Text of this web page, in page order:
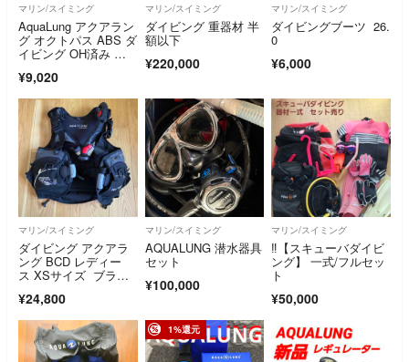
マリン/スイミング
AquaLung アクアラン
グ オクトパス ABS ダ
イビング OH済み 中
¥9,020
マリン/スイミング
ダイビング 重器材 半
額以下
¥220,000
マリン/スイミング
ダイビングブーツ 26.
0
¥6,000
マリン/スイミング
ダイビング アクアラ
ング BCD レディー
ス XSサイズ ブラッ
¥24,800
マリン/スイミング
AQUALUNG 潜水器具
セット
¥100,000
マリン/スイミング
‼【スキューバダイビ
ング】 一式/フルセッ
ト
¥50,000
1%還元